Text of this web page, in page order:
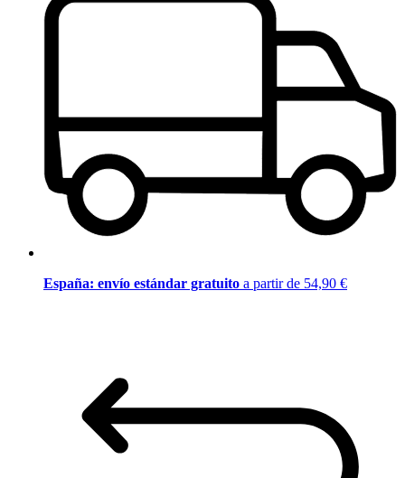
España: envío estándar gratuito a partir de 54,90 €